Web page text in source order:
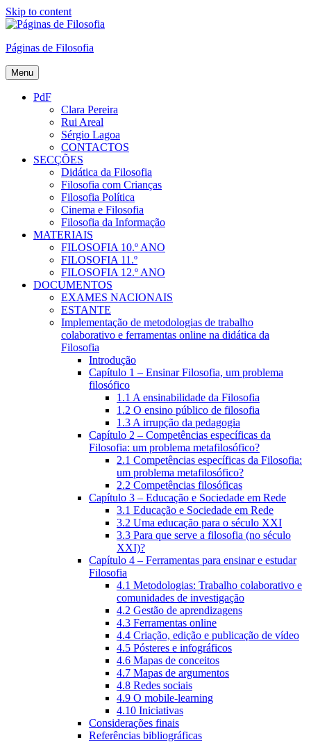
Skip to content
Páginas de Filosofia
Menu
PdF
Clara Pereira
Rui Areal
Sérgio Lagoa
CONTACTOS
SECÇÕES
Didática da Filosofia
Filosofia com Crianças
Filosofia Política
Cinema e Filosofia
Filosofia da Informação
MATERIAIS
FILOSOFIA 10.º ANO
FILOSOFIA 11.º
FILOSOFIA 12.º ANO
DOCUMENTOS
EXAMES NACIONAIS
ESTANTE
Implementação de metodologias de trabalho
colaborativo e ferramentas online na didática da
Filosofia
Introdução
Capítulo 1 – Ensinar Filosofia, um problema
filosófico
1.1 A ensinabilidade da Filosofia
1.2 O ensino público de filosofia
1.3 A irrupção da pedagogia
Capítulo 2 – Competências específicas da
Filosofia: um problema metafilosófico?
2.1 Competências específicas da Filosofia:
um problema metafilosófico?
2.2 Competências filosóficas
Capítulo 3 – Educação e Sociedade em Rede
3.1 Educação e Sociedade em Rede
3.2 Uma educação para o século XXI
3.3 Para que serve a filosofia (no século
XXI)?
Capítulo 4 – Ferramentas para ensinar e estudar
Filosofia
4.1 Metodologias: Trabalho colaborativo e
comunidades de investigação
4.2 Gestão de aprendizagens
4.3 Ferramentas online
4.4 Criação, edição e publicação de vídeo
4.5 Pósteres e infográficos
4.6 Mapas de conceitos
4.7 Mapas de argumentos
4.8 Redes sociais
4.9 O mobile-learning
4.10 Iniciativas
Considerações finais
Referências bibliográficas